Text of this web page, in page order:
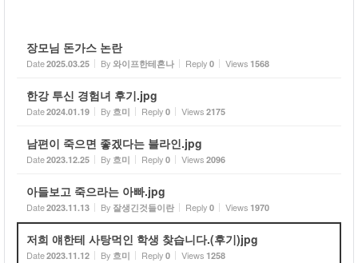
장모님 돈가스 논란
Date2025.03.25 By 와이프한테혼나 Reply 0 Views 1568
한강 투신 경험녀 후기.jpg
Date2024.01.19 By 흐미 Reply 0 Views 2175
남편이 죽으면 좋겠다는 블라인.jpg
Date2023.12.25 By 흐미 Reply 0 Views 2096
아들보고 죽으라는 아빠.jpg
Date2023.11.13 By 잘생긴것들이란 Reply 0 Views 1970
저희 얘한테 사탕먹인 학생 찾습니다.(후기)jpg
Date2023.11.12 By 흐미 Reply 0 Views 1258